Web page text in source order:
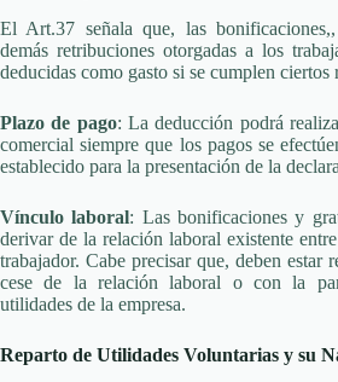
El Art.37 señala que, las
demás retribuciones otorgadas a los
deducidas como gasto si se cumplen ciertos
Plazo de pago: La deducción podrá
comercial siempre que los pagos se
establecido para la presentación de la
Vínculo laboral: Las bonificaciones y
derivar de la relación laboral existente
trabajador. Cabe precisar que, deben estar
cese de la relación laboral o con la
utilidades de la empresa.
Reparto de Utilidades Voluntarias y su